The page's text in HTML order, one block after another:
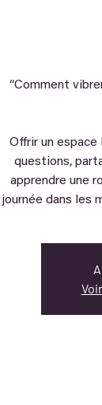
“Comment
Offrir un
questions,
apprendre une
journée dans les